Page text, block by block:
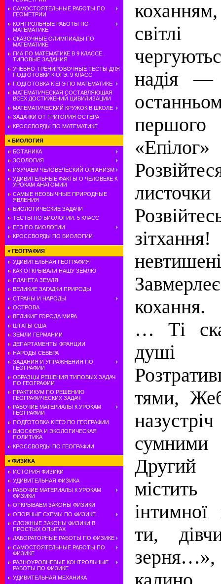
САМОСТОЯТЕЛЬНЫЕ РАБОТЫ ПО
ГЕОМЕТРИИ
КОНТРОЛЬНЫЕ РАБОТЫ ПО
МАТЕМАТИКЕ
СКАЗОЧНЫЕ ОЛИМПИАДЫ ПО
МАТЕМАТИКЕ
ГИА ПО МАТЕМАТИКЕ В 9 КЛАССЕ.
ТИПОВЫЕ ЗАДАНИЯ
УЧЕБНО-ТРЕНИРОВОЧНЫЕ ТЕСТЫ ДЛЯ
ПОДГОТОВКИ К ОГЭ. 9 КЛАСС
ПОДГОТОВКА К ЕГЭ ПО МАТЕМАТИКЕ
МАТЕМАТИЧЕСКАЯ СОСТАВЛЯЮЩАЯ
ВСЕХ ДОСТИЖЕНИЙ ЦИВИЛИЗАЦИИ
МАТЕМАТИЧЕСКИЙ КРУЖОК В ШКОЛЕ
ЗАДАЧКИ ОТ ГРИГОРИЯ ОСТЕРА
КРОССВОРДЫ ПО МАТЕМАТИКЕ
» БИОЛОГИЯ
БОТАНИКА
ЗООЛОГИЯ
ИЗУЧАЕМ ЧЕЛОВЕЧЕСКИЙ ОРГАНИЗМ
УДИВИТЕЛЬНЫЕ ФАКТЫ О ЧЕЛОВЕКЕ К
УРОКАМ АНАТОМИИ
САМЫЕ НЕОБЫЧНЫЕ ПРИРОДНЫЕ
ЯВЛЕНИЯ
БИОЛОГИЧЕСКИЕ ЗАДАЧИ
ТЕСТЫ ПО БИОЛОГИИ. 5 КЛАСС
ЕГЭ ПО БИОЛОГИИ
КРОССВОРДЫ ПО БИОЛОГИИ
» ГЕОГРАФИЯ
УДИВИТЕЛЬНАЯ ГЕОГРАФИЯ
КАК ОТКРЫВАЛИ НАШУ ЗЕМЛЮ
ПЛАНЕТА ЗЕМЛЯ
ВЕЛИКИЕ ЗАГАДКИ ПРИРОДЫ
СТРАНЫ И НАРОДЫ
ОСТРОВА
ВЕЛИКИЕ ГОРОДА МИРА
ШТАТЫ США
ЗЕМЛИ ГЕРМАНИИ
ДЕПАРТАМЕНТЫ ФРАНЦИИ
НАРОДЫ СЕВЕРА
ЗАДАНИЯ И УПРАЖНЕНИЯ ПО
ГЕОГРАФИИ
ОБРАЗЦЫ РЕШЕНИЯ ТИПОВЫХ ЗАДАЧ
ПО ГЕОГРАФИИ
ПРАКТИКУМ ПО РЕШЕНИЮ
ГЕОГРАФИЧЕСКИХ ЗАДАЧ
РАБОЧИЕ МАТЕРИАЛЫ К УРОКАМ
ГЕОГРАФИИ
ПОДГОТОВКА К ЕГЭ ПО ГЕОГРАФИИ
БИОСФЕРА И ЭКОЛОГИЧЕСКАЯ
ПОЛИТИКА
КРОССВОРДЫ ПО ГЕОГРАФИИ
» ФИЗИКА
ИСТОРИЯ ФИЗИКИ
УДИВИТЕЛЬНАЯ ФИЗИКА
РАБОЧИЕ МАТЕРИАЛЫ К УРОКАМ
ФИЗИКИ
ОТКРЫВАЕМ ЗАКОНЫ ФИЗИКИ
ОПОРНЫЕ СХЕМЫ ПО ФИЗИКЕ
СЛОЖНЫЕ ЗАКОНЫ ФИЗИКИ В
ПРОСТЫХ ОПЫТАХ
ЛАБОРАТОРНЫЕ РАБОТЫ ПО ФИЗИКЕ
САМОСТОЯТЕЛЬНЫЕ РАБОТЫ ПО
ФИЗИКЕ
РАЗНОУРОВНЕВЫЕ КОНТРОЛЬНЫЕ
РАБОТЫ ПО ФИЗИКЕ
УДИВИТЕЛЬНАЯ МЕХАНИКА
надія —
кохання.
… Ті
душі
тями,
ти,